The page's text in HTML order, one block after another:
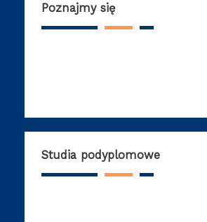
Poznajmy się
Studia podyplomowe